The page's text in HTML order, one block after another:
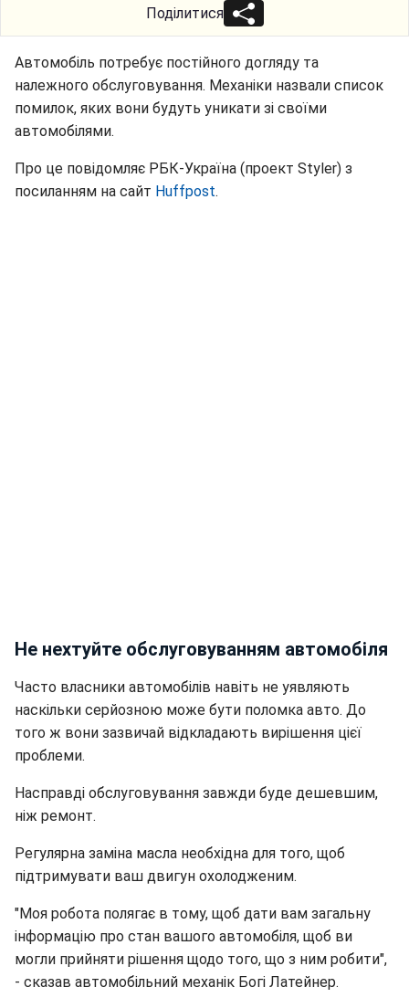
Поділитися
Автомобіль потребує постійного догляду та
належного обслуговування. Механіки назвали список
помилок, яких вони будуть уникати зі своїми
автомобілями.
Про це повідомляє РБК-Україна (проект Styler) з
посиланням на сайт Huffpost.
Не нехтуйте обслуговуванням автомобіля
Часто власники автомобілів навіть не уявляють
наскільки серйозною може бути поломка авто. До
того ж вони зазвичай відкладають вирішення цієї
проблеми.
Насправді обслуговування завжди буде дешевшим,
ніж ремонт.
Регулярна заміна масла необхідна для того, щоб
підтримувати ваш двигун охолодженим.
"Моя робота полягає в тому, щоб дати вам загальну
інформацію про стан вашого автомобіля, щоб ви
могли прийняти рішення щодо того, що з ним робити",
- сказав автомобільний механік Богі Латейнер.